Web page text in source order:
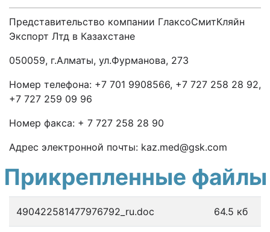
Представительство компании ГлаксоСмитКляйн
Экспорт Лтд в Казахстане
050059, г.Алматы, ул.Фурманова, 273
Номер телефона: +7 701 9908566, +7 727 258 28 92,
+7 727 259 09 96
Номер факса: + 7 727 258 28 90
Адрес электронной почты: kaz.med@gsk.com
Прикрепленные файлы
490422581477976792_ru.doc 64.5 кб